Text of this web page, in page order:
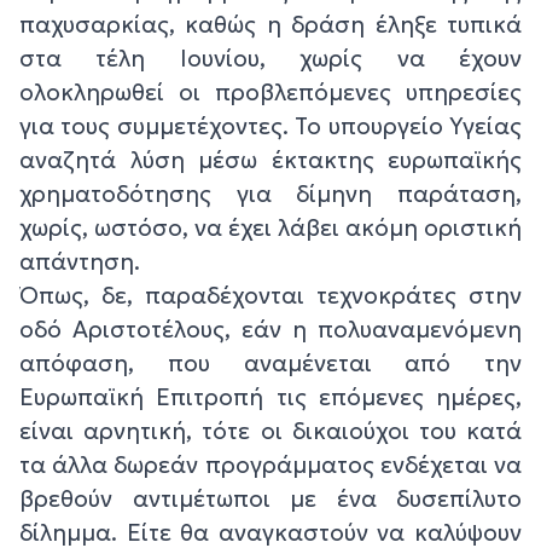
παχυσαρκίας, καθώς η δράση έληξε τυπικά
στα τέλη Ιουνίου, χωρίς να έχουν
ολοκληρωθεί οι προβλεπόμενες υπηρεσίες
για τους συμμετέχοντες. Το υπουργείο Υγείας
αναζητά λύση μέσω έκτακτης ευρωπαϊκής
χρηματοδότησης για δίμηνη παράταση,
χωρίς, ωστόσο, να έχει λάβει ακόμη οριστική
απάντηση.
Όπως, δε, παραδέχονται τεχνοκράτες στην
οδό Αριστοτέλους, εάν η πολυαναμενόμενη
απόφαση, που αναμένεται από την
Ευρωπαϊκή Επιτροπή τις επόμενες ημέρες,
είναι αρνητική, τότε οι δικαιούχοι του κατά
τα άλλα δωρεάν προγράμματος ενδέχεται να
βρεθούν αντιμέτωποι με ένα δυσεπίλυτο
δίλημμα. Είτε θα αναγκαστούν να καλύψουν